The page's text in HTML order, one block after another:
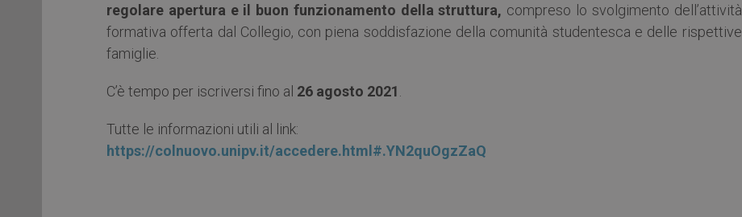
regolare apertura e il buon funzionamento della struttura, compreso lo svolgimento dell’attività
formativa offerta dal Collegio, con piena soddisfazione della comunità studentesca e delle rispettive
famiglie.
C’è tempo per iscriversi fino al 26 agosto 2021
Tutte le informazioni utili al link:
https://colnuovo.unipv.it/accedere.html#.YN2quOgzZaQ